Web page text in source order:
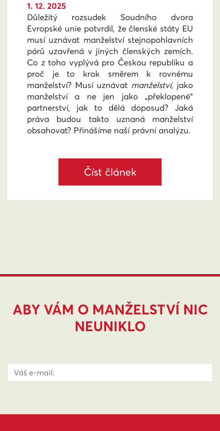
1. 12. 2025
Důležitý rozsudek Soudního dvora
Evropské unie potvrdil, že členské státy EU
musí uznávat manželství stejnopohlavních
párů uzavřená v jiných členských zemích.
Co z toho vyplývá pro Českou republiku a
proč je to krok směrem k rovnému
manželství? Musí uznávat manželství, jako
manželství a ne jen jako „překlopené“
partnerství, jak to dělá doposud? Jaká
práva budou takto uznaná manželství
obsahovat? Přinášíme naší právní analýzu.
Číst článek
ABY VÁM O MANŽELSTVÍ NIC
NEUNIKLO